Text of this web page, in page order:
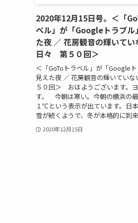
2020年12月15日号。＜「
ベル」が「Googleトラブル
た夜 ／ 花房観音の輝いてい
日々 第５０回＞
＜「GoToトラベル」が「Google
見えた夜 ／ 花房観音の輝いてい
５０回＞ おはようございます。
す。 今朝は寒い。今朝の横浜の
１℃という表示が出ています。日
雪が続くようで、冬が本格的に到
2020年12月15日